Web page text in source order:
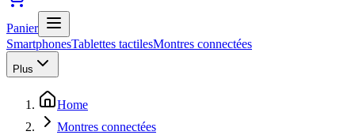
Panier
SmartphonesTablettes tactilesMontres connectées
Plus
Home
Montres connectées